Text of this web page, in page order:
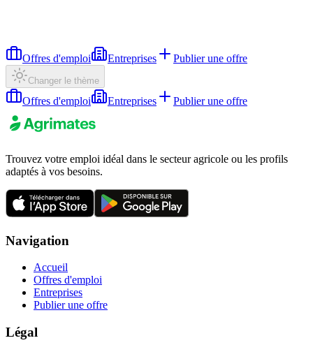
Offres d'emploi Entreprises Publier une offre
Changer le thème
Offres d'emploi Entreprises Publier une offre
Trouvez votre emploi idéal dans le secteur agricole ou les profils
adaptés à vos besoins.
Navigation
Accueil
Offres d'emploi
Entreprises
Publier une offre
Légal